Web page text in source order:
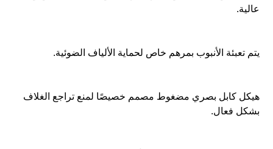
عالية.
يتم تعبئة الأنبوب بمرهم خاص لحماية الألياف الضوئية.
بشكل فعال.